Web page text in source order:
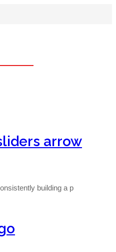
arrow
building a p